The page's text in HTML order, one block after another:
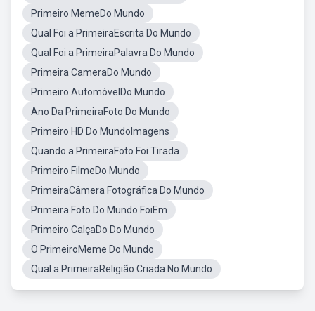
Primeiro MemeDo Mundo
Qual Foi a PrimeiraEscrita Do Mundo
Qual Foi a PrimeiraPalavra Do Mundo
Primeira CameraDo Mundo
Primeiro AutomóvelDo Mundo
Ano Da PrimeiraFoto Do Mundo
Primeiro HD Do MundoImagens
Quando a PrimeiraFoto Foi Tirada
Primeiro FilmeDo Mundo
PrimeiraCâmera Fotográfica Do Mundo
Primeira Foto Do Mundo FoiEm
Primeiro CalçaDo Do Mundo
O PrimeiroMeme Do Mundo
Qual a PrimeiraReligião Criada No Mundo